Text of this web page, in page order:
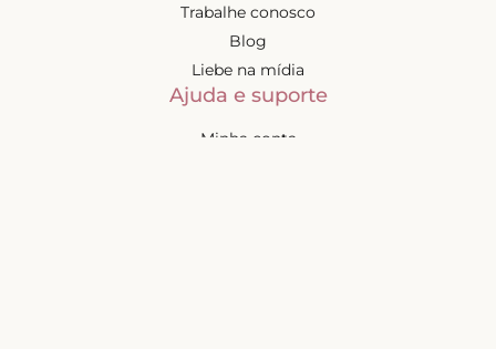
Trabalhe conosco
Blog
Liebe na mídia
Ajuda e suporte
Minha conta